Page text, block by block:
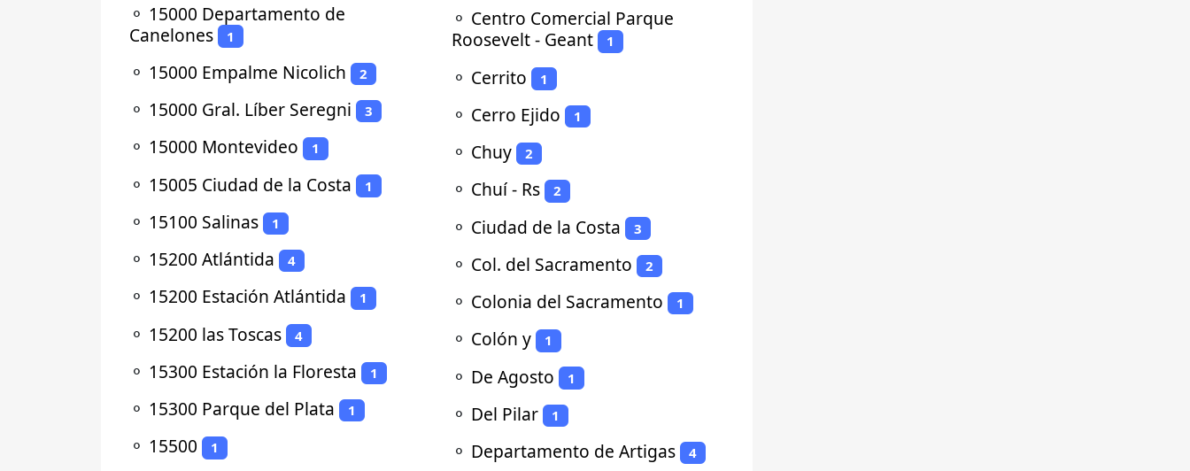
⚬ 15000 Departamento de
Canelones
1
⚬ 15000 Empalme Nicolich 2
⚬ 15000 Gral. Líber Seregni 3
⚬ 15000 Montevideo 1
⚬ 15005 Ciudad de la Costa 1
⚬ 15100 Salinas 1
⚬ 15200 Atlántida 4
⚬ 15200 Estación Atlántida 1
⚬ 15200 las Toscas 4
⚬ 15300 Estación la Floresta 1
⚬ 15300 Parque del Plata 1
⚬ 15500 1
⚬ Centro Comercial Parque
Roosevelt - Geant
1
⚬ Cerrito 1
⚬ Cerro Ejido 1
⚬ Chuy 2
⚬ Chuí - Rs 2
⚬ Ciudad de la Costa 3
⚬ Col. del Sacramento 2
⚬ Colonia del Sacramento 1
⚬ Colón y 1
⚬ De Agosto 1
⚬ Del Pilar 1
⚬ Departamento de Artigas 4